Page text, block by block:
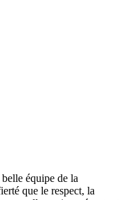
équipe de la
que le respect, la